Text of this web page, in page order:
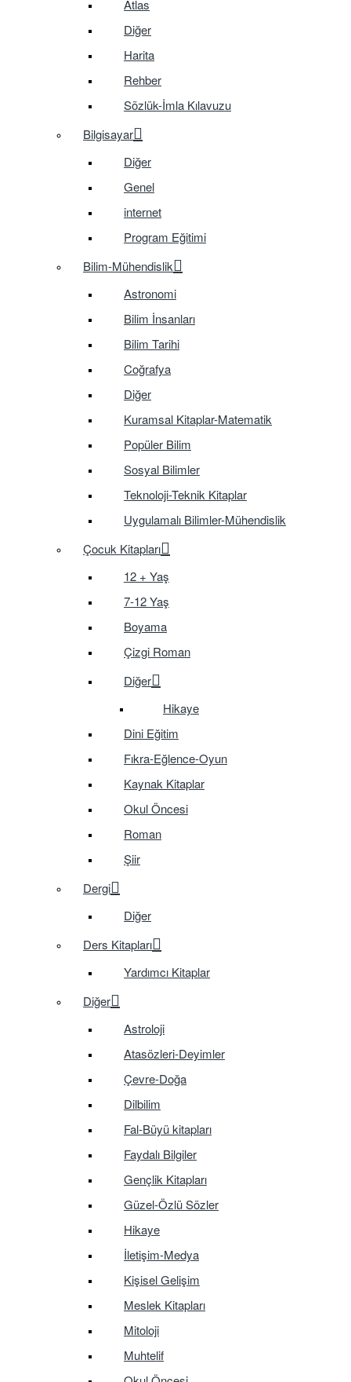
Atlas
Diğer
Harita
Rehber
Sözlük-İmla Kılavuzu
Bilgisayar
Diğer
Genel
internet
Program Eğitimi
Bilim-Mühendislik
Astronomi
Bilim İnsanları
Bilim Tarihi
Coğrafya
Diğer
Kuramsal Kitaplar-Matematik
Popüler Bilim
Sosyal Bilimler
Teknoloji-Teknik Kitaplar
Uygulamalı Bilimler-Mühendislik
Çocuk Kitapları
12 + Yaş
7-12 Yaş
Boyama
Çizgi Roman
Diğer
Hikaye
Dini Eğitim
Fıkra-Eğlence-Oyun
Kaynak Kitaplar
Okul Öncesi
Roman
Şiir
Dergi
Diğer
Ders Kitapları
Yardımcı Kitaplar
Diğer
Astroloji
Atasözleri-Deyimler
Çevre-Doğa
Dilbilim
Fal-Büyü kitapları
Faydalı Bilgiler
Gençlik Kitapları
Güzel-Özlü Sözler
Hikaye
İletişim-Medya
Kişisel Gelişim
Meslek Kitapları
Mitoloji
Muhtelif